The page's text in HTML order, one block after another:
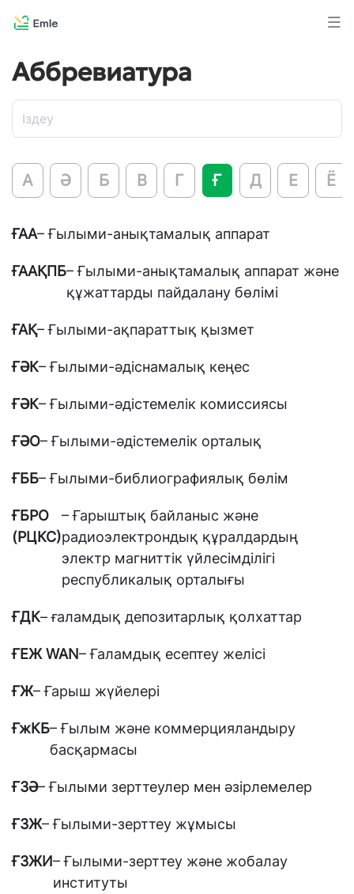
Аббревиатура
А Ә Б В Г Ғ Д Е Ё
ҒАА– Ғылыми-анықтамалық аппарат
ҒААҚПБ– Ғылыми-анықтамалық аппарат және
құжаттарды пайдалану бөлімі
ҒАҚ– Ғылыми-ақпараттық қызмет
ҒӘК– Ғылыми-әдіснамалық кеңес
ҒӘК– Ғылыми-әдістемелік комиссиясы
ҒӘО– Ғылыми-әдістемелік орталық
ҒББ– Ғылыми-библиографиялық бөлім
ҒБРО
(РЦКС)
– Ғарыштық байланыс жəне
радиоэлектрондық құралдардың
электр магниттік үйлесімділігі
республикалық орталығы
ҒДК– ғаламдық депозитарлық қолхаттар
ҒЕЖ WAN– Ғаламдық есептеу желісі
ҒЖ– Ғарыш жүйелері
ҒжКБ– Ғылым және коммерцияландыру
басқармасы
ҒЗӘ– Ғылыми зерттеулер мен әзірлемелер
ҒЗЖ– Ғылыми-зерттеу жұмысы
ҒЗЖИ– Ғылыми-зерттеу және жобалау
институты